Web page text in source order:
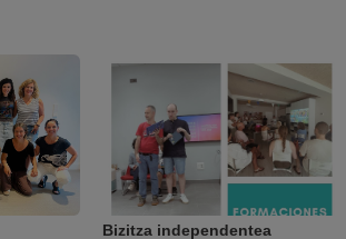
Bizitza independentea